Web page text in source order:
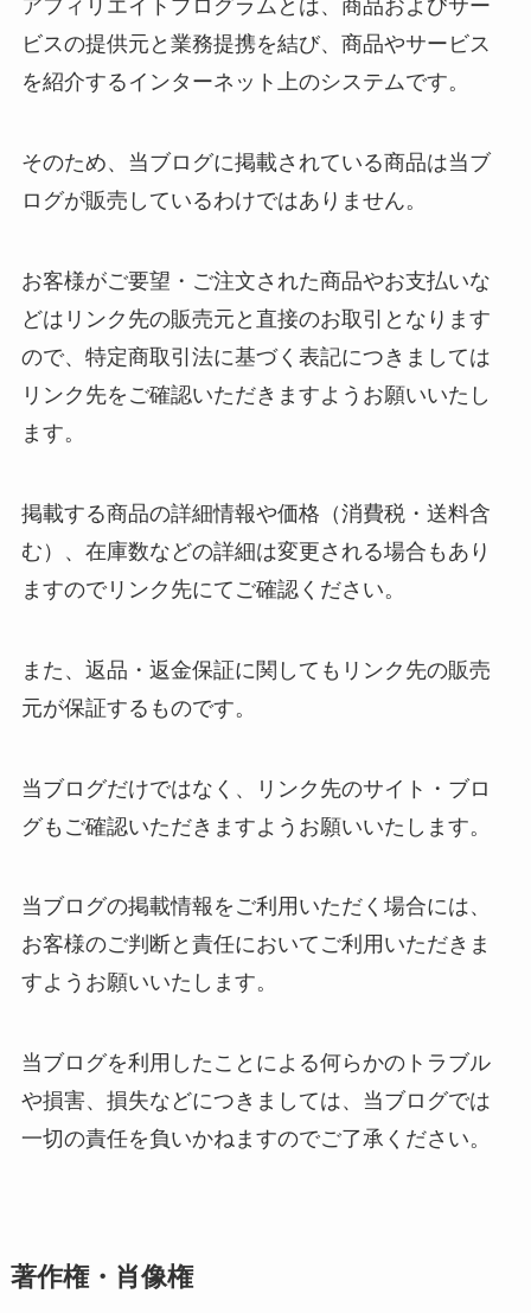
アフィリエイトプログラムとは、商品およびサー
ビスの提供元と業務提携を結び、商品やサービス
を紹介するインターネット上のシステムです。
そのため、当ブログに掲載されている商品は当ブ
ログが販売しているわけではありません。
お客様がご要望・ご注文された商品やお支払いな
どはリンク先の販売元と直接のお取引となります
ので、特定商取引法に基づく表記につきましては
リンク先をご確認いただきますようお願いいたし
ます。
掲載する商品の詳細情報や価格（消費税・送料含
む）、在庫数などの詳細は変更される場合もあり
ますのでリンク先にてご確認ください。
また、返品・返金保証に関してもリンク先の販売
元が保証するものです。
当ブログだけではなく、リンク先のサイト・ブロ
グもご確認いただきますようお願いいたします。
当ブログの掲載情報をご利用いただく場合には、
お客様のご判断と責任においてご利用いただきま
すようお願いいたします。
当ブログを利用したことによる何らかのトラブル
や損害、損失などにつきましては、当ブログでは
一切の責任を負いかねますのでご了承ください。
著作権・肖像権